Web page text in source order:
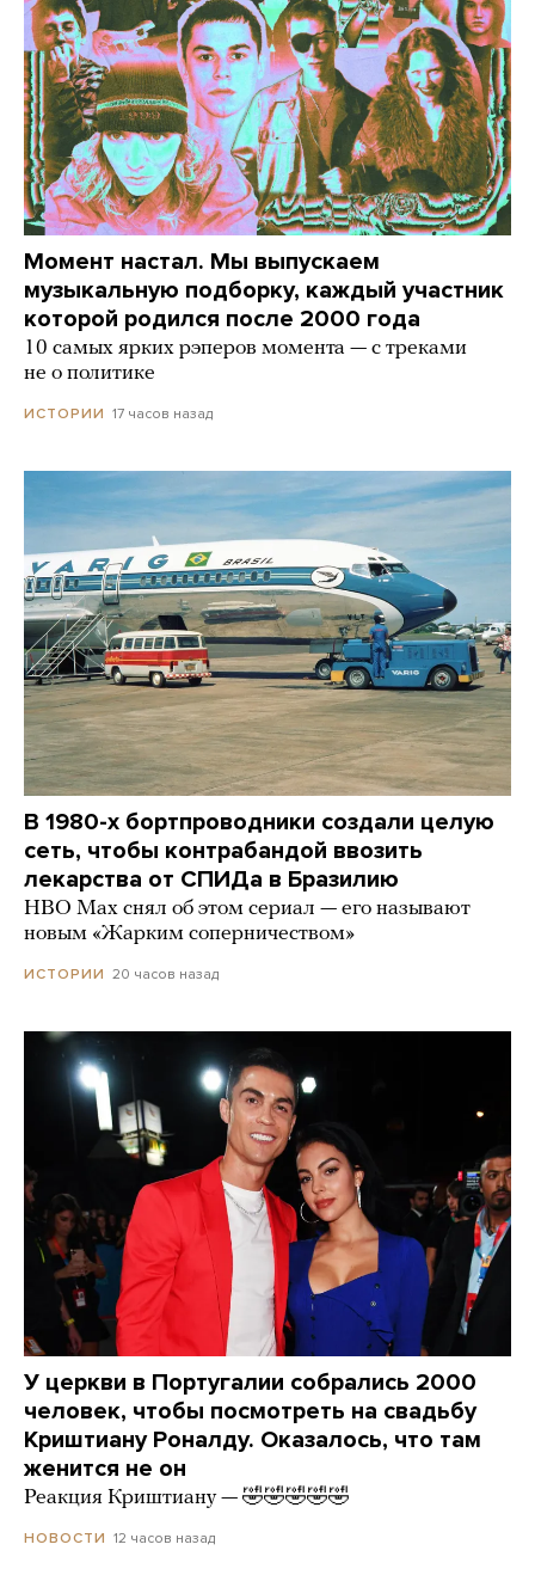
Момент настал. Мы выпускаем
музыкальную подборку, каждый участник
которой родился после 2000 года
10 самых ярких рэперов момента — с треками
не о политике
ИСТОРИИ 17 часов назад
В 1980-х бортпроводники создали целую
сеть, чтобы контрабандой ввозить
лекарства от СПИДа в Бразилию
HBO Max снял об этом сериал — его называют
новым «Жарким соперничеством»
ИСТОРИИ 20 часов назад
У церкви в Португалии собрались 2000
человек, чтобы посмотреть на свадьбу
Криштиану Роналду. Оказалось, что там
женится не он
Реакция Криштиану — 🤣🤣🤣🤣🤣
НОВОСТИ 12 часов назад